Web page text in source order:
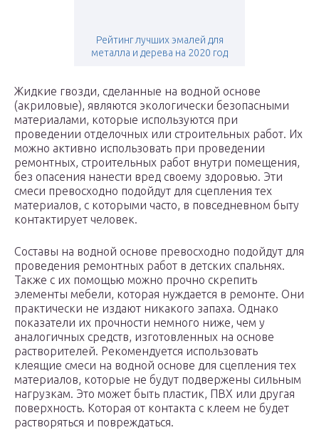
Рейтинг лучших эмалей для
металла и дерева на 2020 год
Жидкие гвозди, сделанные на водной основе
(акриловые), являются экологически безопасными
материалами, которые используются при
проведении отделочных или строительных работ. Их
можно активно использовать при проведении
ремонтных, строительных работ внутри помещения,
без опасения нанести вред своему здоровью. Эти
смеси превосходно подойдут для сцепления тех
материалов, с которыми часто, в повседневном быту
контактирует человек.
Составы на водной основе превосходно подойдут для
проведения ремонтных работ в детских спальнях.
Также с их помощью можно прочно скрепить
элементы мебели, которая нуждается в ремонте. Они
практически не издают никакого запаха. Однако
показатели их прочности немного ниже, чем у
аналогичных средств, изготовленных на основе
растворителей. Рекомендуется использовать
клеящие смеси на водной основе для сцепления тех
материалов, которые не будут подвержены сильным
нагрузкам. Это может быть пластик, ПВХ или другая
поверхность. Которая от контакта с клеем не будет
растворяться и повреждаться.